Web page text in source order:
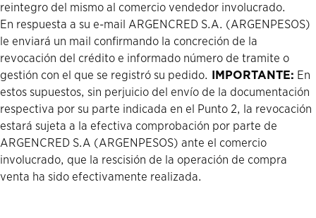
reintegro del mismo al comercio vendedor involucrado.
En respuesta a su e-mail ARGENCRED S.A. (ARGENPESOS)
le enviará un mail confirmando la concreción de la
revocación del crédito e informado número de tramite o
gestión con el que se registró su pedido. IMPORTANTE: En
estos supuestos, sin perjuicio del envío de la documentación
respectiva por su parte indicada en el Punto 2, la revocación
estará sujeta a la efectiva comprobación por parte de
ARGENCRED S.A (ARGENPESOS) ante el comercio
involucrado, que la rescisión de la operación de compra
venta ha sido efectivamente realizada.